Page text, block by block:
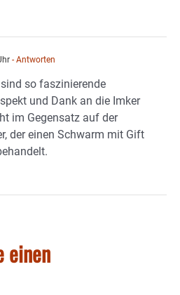
- Antworten
so faszinierende
und Dank an die Imker
im Gegensatz auf der
der einen Schwarm mit Gift
einen